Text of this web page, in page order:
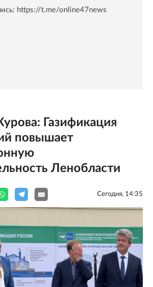
https://t.me/online47news
Газификация
повышает
Ленобласти
Сегодня, 14:35